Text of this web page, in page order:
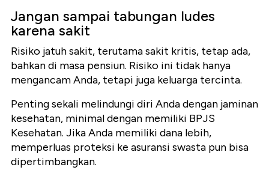
Jangan sampai tabungan ludes
karena sakit
Risiko jatuh sakit, terutama sakit kritis, tetap ada,
bahkan di masa pensiun. Risiko ini tidak hanya
mengancam Anda, tetapi juga keluarga tercinta.
Penting sekali melindungi diri Anda dengan jaminan
kesehatan, minimal dengan memiliki BPJS
Kesehatan. Jika Anda memiliki dana lebih,
memperluas proteksi ke asuransi swasta pun bisa
dipertimbangkan.